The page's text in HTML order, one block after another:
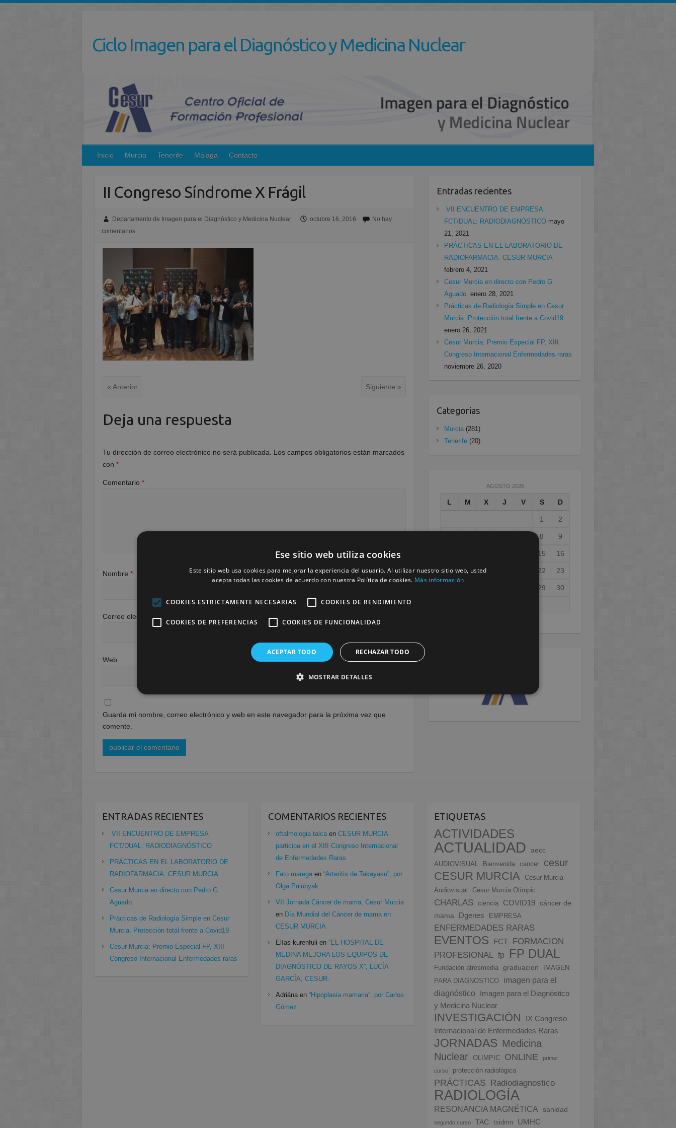
Ciclo Imagen para el Diagnóstico y Medicina Nuclear
Inicio Murcia Tenerife Málaga Contacto
II Congreso Síndrome X Frágil
Departamento de Imagen para el Diagnóstico y Medicina Nuclear octubre 16, 2016
No hay
comentarios
« Anterior Siguiente »
Deja una respuesta
Tu dirección de correo electrónico no será publicada. Los campos obligatorios están marcados
con*
Comentario*
Nombre*
Correo electrónico
Web
Guarda mi nombre, correo electrónico y web en este navegador para la próxima vez que
comente.
Entradas recientes
VII ENCUENTRO DE EMPRESA
FCT/DUAL: RADIODIAGNÓSTICO mayo
21, 2021
PRÁCTICAS EN EL LABORATORIO DE
RADIOFARMACIA. CESUR MURCIA
febrero 4, 2021
Cesur Murcia en directo con Pedro G.
Aguado. enero 28, 2021
Prácticas de Radiología Simple en Cesur
Murcia. Protección total frente a Covid19
enero 26, 2021
Cesur Murcia: Premio Especial FP, XIII
Congreso Internacional Enfermedades raras
noviembre 26, 2020
Categorias
Murcia(281)
Tenerife(20)
AGOSTO 2026
L M X J V S D
1 2
8 9
15 16
17 18 19 22 23
29 30
ENTRADAS RECIENTES
VII ENCUENTRO DE EMPRESA
FCT/DUAL: RADIODIAGNÓSTICO
PRÁCTICAS EN EL LABORATORIO DE
RADIOFARMACIA. CESUR MURCIA
Cesur Murcia en directo con Pedro G.
Aguado.
Prácticas de Radiología Simple en Cesur
Murcia. Protección total frente a Covid19
Cesur Murcia: Premio Especial FP, XIII
Congreso Internacional Enfermedades raras
COMENTARIOS RECIENTES
oftalmologia talca enCESUR MURCIA
participa en el XIII Congreso Internacional
de Enfermedades Raras
Fato marega en“Arteritis de Takayasu”, por
Olga Palubyak
VII Jornada Cáncer de mama, Cesur Murcia
en Día Mundial del Cáncer de mama en
CESUR MURCIA
Elías kurenfuli en“EL HOSPITAL DE
MEDINA MEJORA LOS EQUIPOS DE
DIAGNÓSTICO DE RAYOS X”, LUCÍA
GARCÍA, CESUR.
Adriána en“Hipoplasia mamaria”, por Carlos
Gómez
ETIQUETAS
ACTIVIDADES
ACTUALIDAD aecc
AUDIOVISUAL Bienvenida cancer cesur
CESUR MURCIA
Cesur Murcia
Audiovisual
Cesur Murcia Olímpic
CHARLAS ciencia COVID19 cáncer de
mama
Dgenes EMPRESA
ENFERMEDADES RARAS
EVENTOS FCT
FORMACION
PROFESIONAL
fp FP DUAL
Fundación atresmedia graduacion
IMAGEN
PARA DIAGNOSTICO
imagen para el
diagnóstico
Imagen para el Diagnóstico
y Medicina Nuclear
INVESTIGACIÓN
IX Congreso
Internacional de Enfermedades Raras
JORNADAS Medicina
Nuclear
OLIMPIC ONLINE primer
curso protección radiológica
PRÁCTICAS Radiodiagnostico
RADIOLOGÍA
RESONANCIA MAGNÉTICA sanidad
segundo curso TAC tsidmn UMHC
Ese sitio web utiliza cookies
Este sitio web usa cookies para mejorar la experiencia del usuario. Al utilizar nuestro sitio web, usted
acepta todas las cookies de acuerdo con nuestra Política de cookies. Más información
COOKIES ESTRICTAMENTE NECESARIAS COOKIES DE RENDIMIENTO
COOKIES DE PREFERENCIAS COOKIES DE FUNCIONALIDAD
ACEPTAR TODO RECHAZAR TODO
MOSTRAR DETALLES